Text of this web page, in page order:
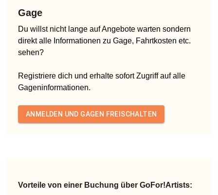
Gage
Du willst nicht lange auf Angebote warten sondern
direkt alle Informationen zu Gage, Fahrtkosten etc.
sehen?
Registriere dich und erhalte sofort Zugriff auf alle
Gageninformationen.
ANMELDEN UND GAGEN FREISCHALTEN
Vorteile von einer Buchung über GoFor!Artists: